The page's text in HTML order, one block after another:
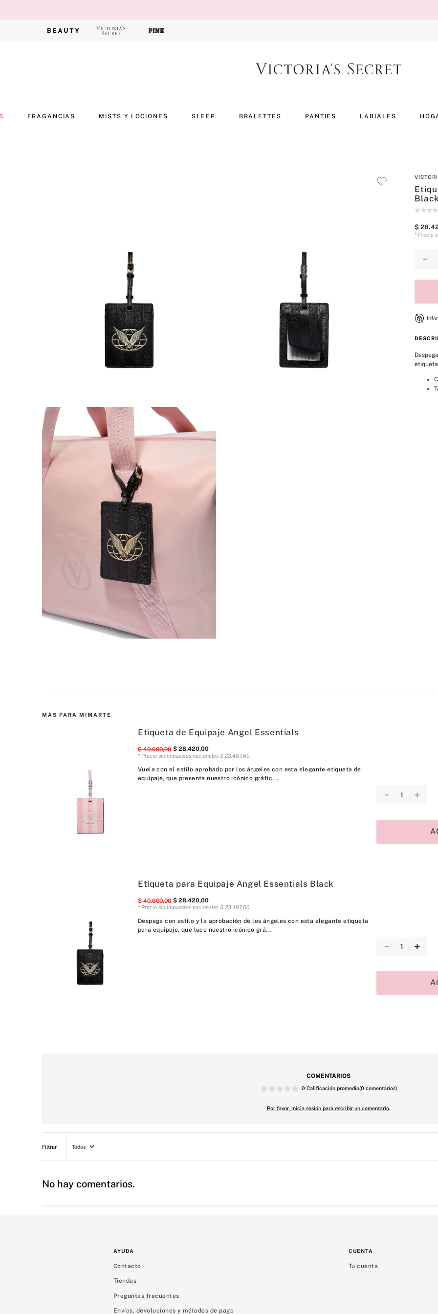
FRAGANCIAS MISTS Y LOCIONES SLEEP BRALETTES PANTIES LABIALES
Black
$ 28.
* Precio
－
MÁS PARA MIMARTE
Etiqueta de Equipaje Angel Essentials
$ 40.600,00 $ 28.420,00
* Precio sin impuestos nacionales $ 23.487,60
Vuela con el estilo aprobado por los ángeles con esta elegante etiqueta de
equipaje, que presenta nuestro icónico gráfic...
＋
－
Etiqueta para Equipaje Angel Essentials Black
$ 40.600,00 $ 28.420,00
* Precio sin impuestos nacionales $ 23487,60
Despega con estilo y la aprobación de los ángeles con esta elegante etiqueta
para equipaje, que luce nuestro icónico grá...
＋
－
COMENTARIOS
0 Calificación promedio(0 comentarios)
Por favor, inicia sesión para escribir un comentario.
Todos
No hay comentarios.
AYUDA
Contacto
Tiendas
Preguntas frecuentes
Envíos, devoluciones y métodos de pago
CUENTA
Tu cuenta